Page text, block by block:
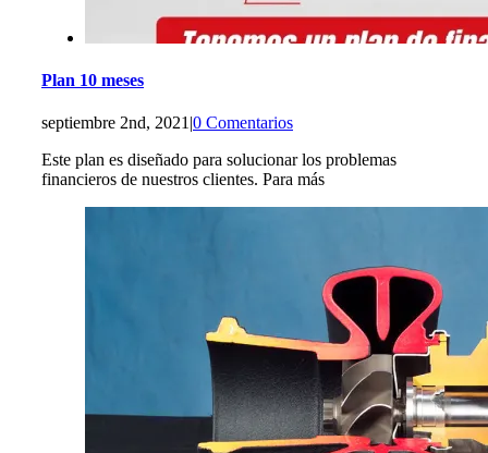
Plan 10 meses
septiembre 2nd, 2021 |0 Comentarios
Este plan es diseñado para solucionar los problemas
financieros de nuestros clientes. Para más